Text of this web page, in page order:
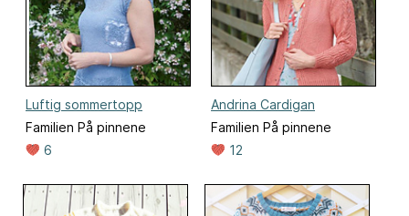
Luftig sommertopp
Familien På pinnene
6
Andrina Cardigan
Familien På pinnene
12